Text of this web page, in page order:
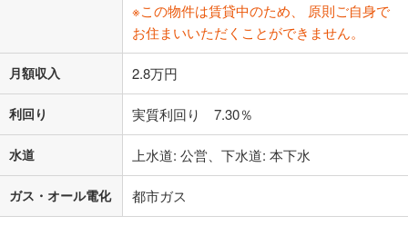
※この物件は賃貸中のため、 原則ご自身で
お住まいいただくことができません。
月額収入 2.8万円
利回り 実質利回り 7.30％
水道 上水道: 公営、下水道: 本下水
ガス・オール電化 都市ガス